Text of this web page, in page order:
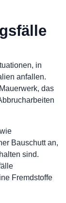
in
anfallen.
das
Bauschutt an,
sind.
Fremdstoffe